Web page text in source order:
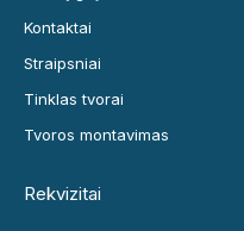
Kontaktai
Straipsniai
Tinklas tvorai
Tvoros montavimas
Rekvizitai